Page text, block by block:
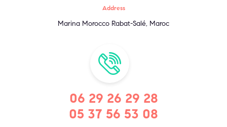
Address
Marina Morocco Rabat-Salé, Maroc
06 29 26 29 28
05 37 56 53 08